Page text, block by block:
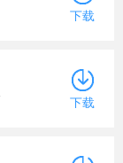
下载
下载